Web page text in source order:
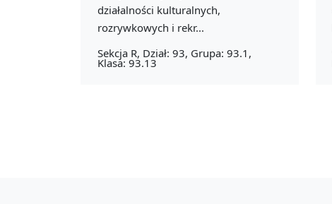
działalności kulturalnych,
rozrywkowych i rekr...
Sekcja R, Dział: 93, Grupa: 93.1,
Klasa: 93.13